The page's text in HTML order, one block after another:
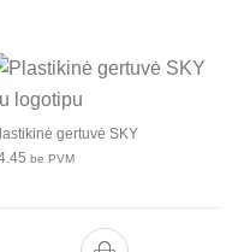
gertuvė SKY
be PVM